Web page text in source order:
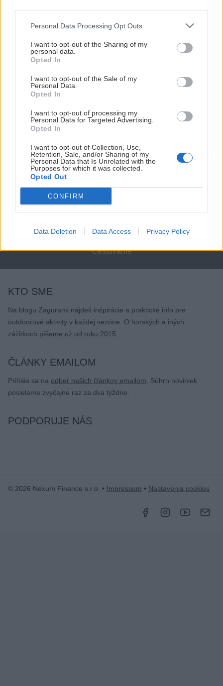
Personal Data Processing Opt Outs
I want to opt-out of the Sharing of my
personal data.
Opted In
I want to opt-out of the Sale of my
Personal Data.
Opted In
I want to opt-out of processing my
Personal Data for Targeted Advertising.
Opted In
I want to opt-out of Collection, Use,
Retention, Sale, and/or Sharing of my
Personal Data that Is Unrelated with the
Purposes for which it was collected.
Opted Out
CONFIRM
Data Deletion Data Access Privacy Policy
magická
Ďalšia akcia do krajiny pod Karpatami s veľkým U na
začiatku. U ako Úžasná, Uhrančivá, Už aby sme boli zase späť.
Obrazové a iné svedectvá zo sedla kostitrasu.
Lezenie Skialp Cyklo Turistika
Via ferrata
Cestovanie
KTO SME
Na blogu Zagurami nájdeš inšpirácie a praktické info pre
outdoorové aktivity v každej sezóne. O horských a iných
zážitkoch píšeme už od roku 2015
ČLÁNKY EMAILOM
Prihlás sa na odber našich článkov emailom . Súhrn noviniek
posielame zvyčajne raz za dva týždne.
PODPORUJE NÁS
© 2026 Nexum Finance s.r.o. • Impressum • Nastavenia cookies